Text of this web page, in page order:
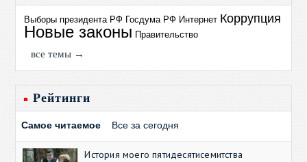
Выборы президента РФ Госдума РФ Интернет Коррупция
Новые законы Правительство
все темы →
Рейтинги
Самое читаемое Все за сегодня
История моего пятидесятисемитства